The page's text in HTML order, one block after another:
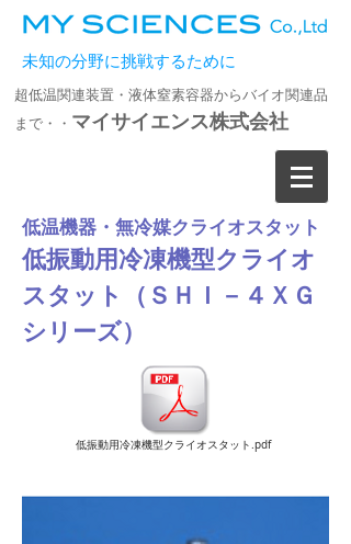
未知の分野に挑戦するために
超低温関連装置・液体窒素容器からバイオ関連品
まで・・ マイサイエンス株式会社
低温機器・無冷媒クライオスタット
低振動用冷凍機型クライオ
スタット（ＳＨＩ－４ＸＧ
シリーズ）
低振動用冷凍機型クライオスタット.pdf